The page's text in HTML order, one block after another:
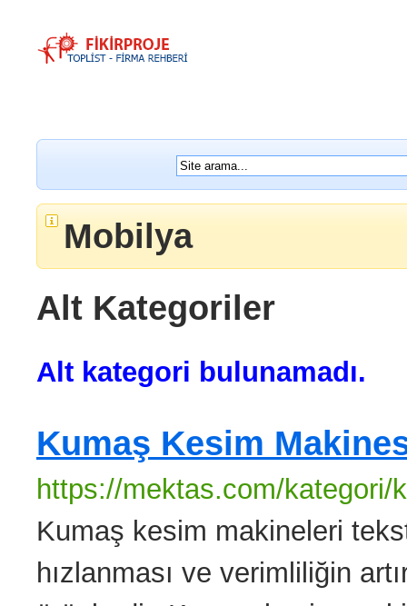
Mobilya
Alt Kategoriler
Alt kategori bulunamadı.
Kumaş Kesim
https://mektas.com/kategori/
Kumaş kesim makineleri
hızlanması ve verimliliğin